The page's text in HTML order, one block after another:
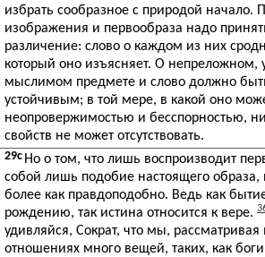
избрать сообразное с природой начало.
изображения и первообраза надо
различение: слово о каждом из них
который оно изъясняет. О непреложном,
мыслимом предмете и слово должно
устойчивым; в той мере, в какой оно
неопровержимостью и бесспорностью,
свойств не может отсутствовать.
29c Но о том, что лишь воспроизводит
собой лишь подобие настоящего
более как правдоподобно. Ведь как
рождению, так истина относится к вере.
удивляйся, Сократ, что мы, рассматривая
отношениях много вещей, таких, как